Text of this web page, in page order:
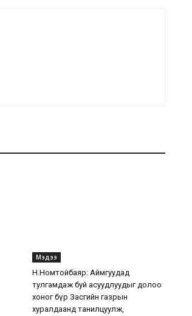
Мэдээ
Н.Номтойбаяр: Аймгуудад
тулгамдаж буй асуудлуудыг долоо
хоног бүр Засгийн газрын
хуралдаанд танилцуулж,